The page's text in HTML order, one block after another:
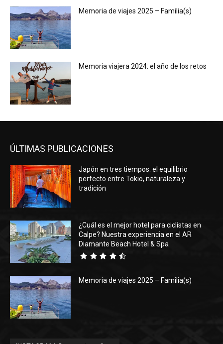
Memoria de viajes 2025 – Familia(s)
Memoria viajera 2024: el año de los retos
ÚLTIMAS PUBLICACIONES
Japón en tres tiempos: el equilibrio
perfecto entre Tokio, naturaleza y
tradición
¿Cuál es el mejor hotel para ciclistas en
Calpe? Nuestra experiencia en el AR
Diamante Beach Hotel & Spa
Memoria de viajes 2025 – Familia(s)